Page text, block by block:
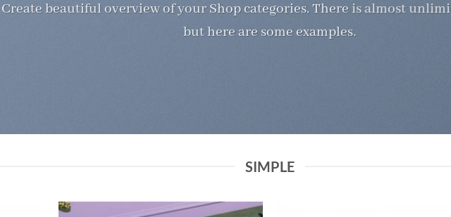
Create beautiful overview of your Shop categories. There is almost
but here are some examples.
SIMPLE